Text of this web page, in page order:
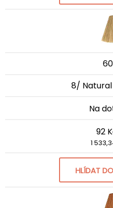
8/ Natural
Na
92
1
HLÍDAT